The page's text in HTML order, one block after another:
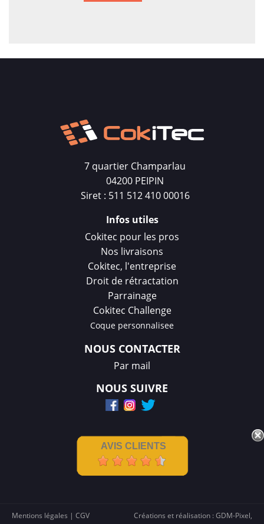
7 quartier Champarlau
04200 PEIPIN
Siret : 511 512 410 00016
Infos utiles
Cokitec pour les pros
Nos livraisons
Cokitec, l'entreprise
Droit de rétractation
Parrainage
Cokitec Challenge
Coque personnalisee
NOUS CONTACTER
Par mail
NOUS SUIVRE
AVIS CLIENTS
Mentions légales | CGV Créations et réalisation :GDM-Pixel,